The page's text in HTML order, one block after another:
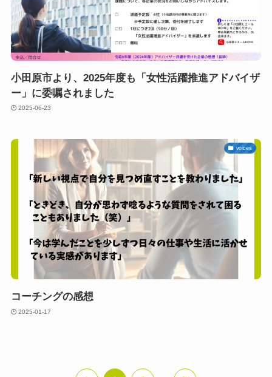
小田原市より、2025年度も「女性活躍推進アドバイザ
ー」に委嘱されました
2025-06-23
voices
コーチングの感想
2025-01-17